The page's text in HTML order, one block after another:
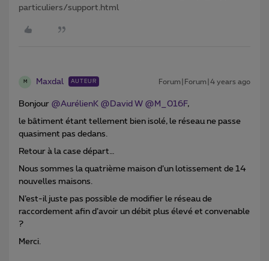
particuliers/support.html
M Maxdal AUTEUR Forum|Forum|4 years ago
Bonjour @AurélienK @David W @M_016F,
le bâtiment étant tellement bien isolé, le réseau ne passe
quasiment pas dedans.
Retour à la case départ…
Nous sommes la quatrième maison d’un lotissement de 14
nouvelles maisons.
N’est-il juste pas possible de modifier le réseau de
raccordement afin d’avoir un débit plus élevé et convenable
?
Merci.